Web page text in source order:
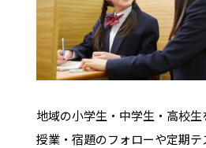
地域の小学生・中学生・高校生
授業・宿題のフォローや定期